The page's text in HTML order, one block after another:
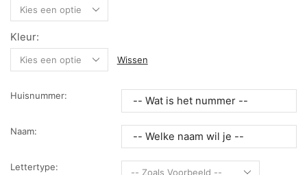
Kleur:
Wissen
Huisnummer:
Naam:
Lettertype: